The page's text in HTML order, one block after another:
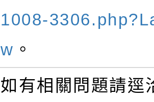
1008-
w 。
如有相關問題請逕